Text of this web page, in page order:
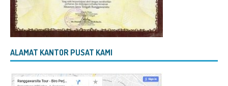
ALAMAT KANTOR PUSAT KAMI